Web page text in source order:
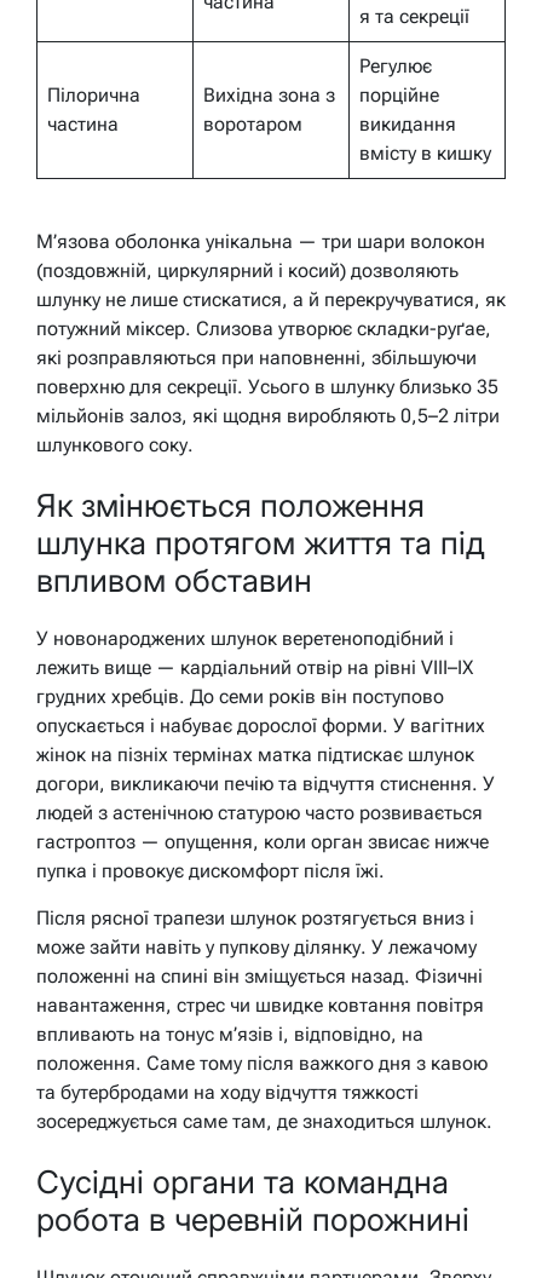
я та секреції
Пілорична
частина
Вихідна зона з
воротаром
Регулює
порційне
викидання
вмісту в кишку
М’язова оболонка унікальна — три шари волокон
(поздовжній, циркулярний і косий) дозволяють
шлунку не лише стискатися, а й перекручуватися, як
потужний міксер. Слизова утворює складки-руґае,
які розправляються при наповненні, збільшуючи
поверхню для секреції. Усього в шлунку близько 35
мільйонів залоз, які щодня виробляють 0,5–2 літри
шлункового соку.
Як змінюється положення
шлунка протягом життя та під
впливом обставин
У новонароджених шлунок веретеноподібний і
лежить вище — кардіальний отвір на рівні VIII–IX
грудних хребців. До семи років він поступово
опускається і набуває дорослої форми. У вагітних
жінок на пізніх термінах матка підтискає шлунок
догори, викликаючи печію та відчуття стиснення. У
людей з астенічною статурою часто розвивається
гастроптоз — опущення, коли орган звисає нижче
пупка і провокує дискомфорт після їжі.
Після рясної трапези шлунок розтягується вниз і
може зайти навіть у пупкову ділянку. У лежачому
положенні на спині він зміщується назад. Фізичні
навантаження, стрес чи швидке ковтання повітря
впливають на тонус м’язів і, відповідно, на
положення. Саме тому після важкого дня з кавою
та бутербродами на ходу відчуття тяжкості
зосереджується саме там, де знаходиться шлунок.
Сусідні органи та командна
робота в черевній порожнині